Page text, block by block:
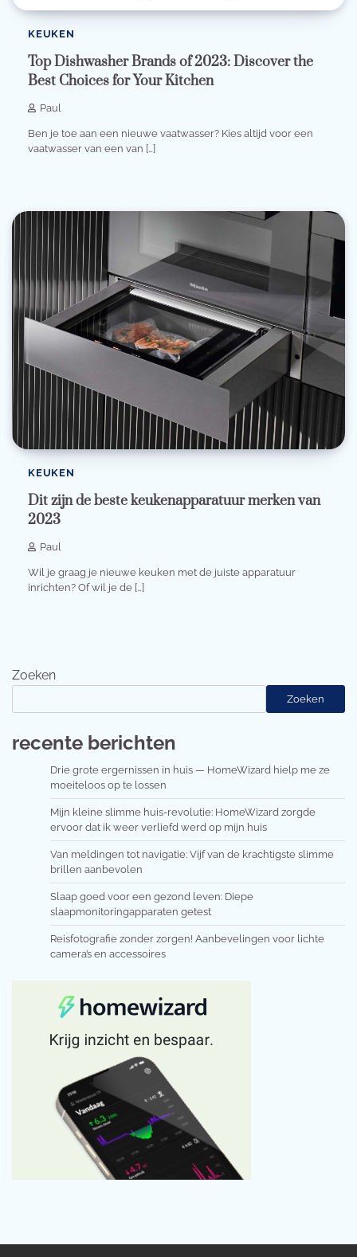
KEUKEN
Top Dishwasher Brands of 2023: Discover the
Best Choices for Your Kitchen
Paul
Ben je toe aan een nieuwe vaatwasser? Kies altijd voor een
vaatwasser van een van […]
KEUKEN
Dit zijn de beste keukenapparatuur merken van
2023
Paul
Wil je graag je nieuwe keuken met de juiste apparatuur
inrichten? Of wil je de […]
Zoeken
Zoeken
recente berichten
Drie grote ergernissen in huis — HomeWizard hielp me ze
moeiteloos op te lossen
Mijn kleine slimme huis-revolutie: HomeWizard zorgde
ervoor dat ik weer verliefd werd op mijn huis
Van meldingen tot navigatie: Vijf van de krachtigste slimme
brillen aanbevolen
Slaap goed voor een gezond leven: Diepe
slaapmonitoringapparaten getest
Reisfotografie zonder zorgen! Aanbevelingen voor lichte
camera’s en accessoires